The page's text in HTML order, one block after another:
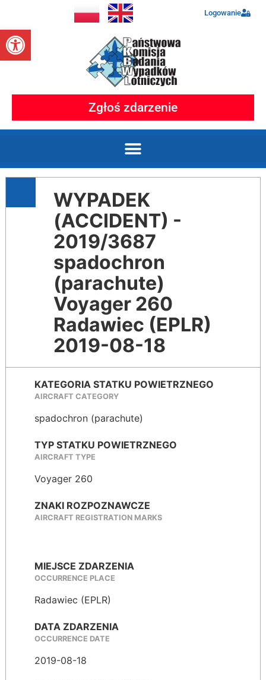
Otwórz pasek narzędzi
Logowanie
Zgłoś zdarzenie
WYPADEK
(ACCIDENT) -
2019/3687
spadochron
(parachute)
Voyager 260
Radawiec (EPLR)
2019-08-18
KATEGORIA STATKU POWIETRZNEGO
AIRCRAFT CATEGORY
spadochron (parachute)
TYP STATKU POWIETRZNEGO
AIRCRAFT TYPE
Voyager 260
ZNAKI ROZPOZNAWCZE
AIRCRAFT REGISTRATION MARKS
MIEJSCE ZDARZENIA
OCCURRENCE PLACE
Radawiec (EPLR)
DATA ZDARZENIA
OCCURRENCE DATE
2019-08-18